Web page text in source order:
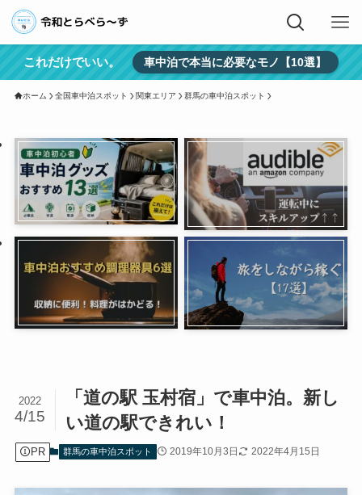
これだけでいい。 車中泊で本当に必要なモノ【10選】
ホーム 全国車中泊スポット 関東エリア 群馬の車中泊スポット
「道の駅 玉村宿」で車中泊。新し
い道の駅できれい！
2022
4/15
PR 群馬の車中泊スポット 2019年10月3日 2022年4月15日